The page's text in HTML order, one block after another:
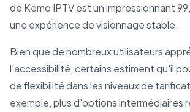
de Kemo IPTV est un impressionnant
une expérience de visionnage stable.
Bien que de nombreux utilisateurs
l'accessibilité, certains estiment qu'il
de flexibilité dans les niveaux de
exemple, plus d'options intermédiaires